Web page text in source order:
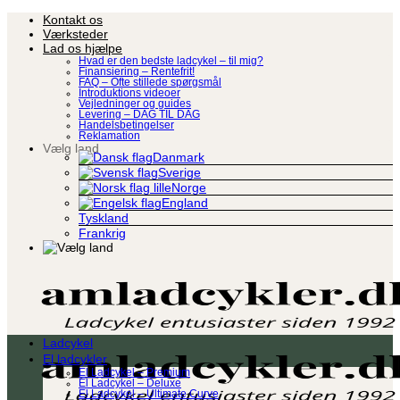
Fortsæt
indhold
Kontakt os
Værksteder
Lad os hjælpe
Hvad er den bedste ladcykel – til mig?
Finansiering – Rentefrit!
FAQ – Ofte stillede spørgsmål
Introduktions videoer
Vejledninger og guides
Levering – DAG TIL DAG
Handelsbetingelser
Reklamation
Vælg land
Danmark
Sverige
Norge
England
Tyskland
Frankrig
Ladcykel
El ladcykler
El Ladcykel – Premium
El Ladcykel – Deluxe
El Ladcykel – Ultimate Curve